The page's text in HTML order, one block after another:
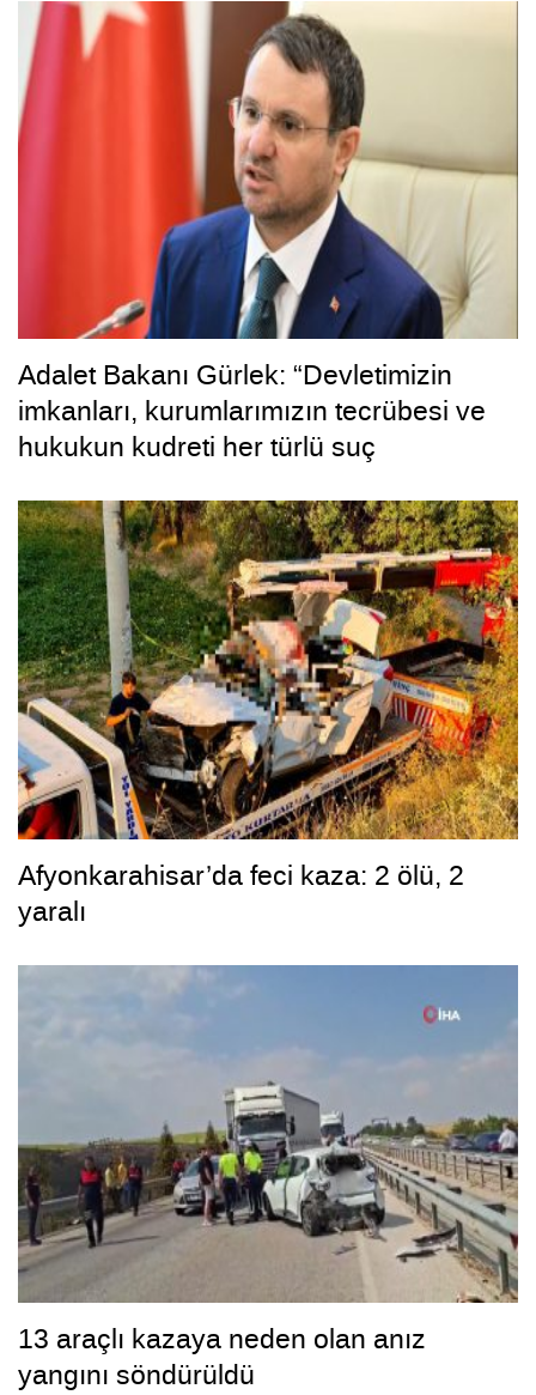
Adalet Bakanı Gürlek: “Devletimizin
imkanları, kurumlarımızın tecrübesi ve
hukukun kudreti her türlü suç
Afyonkarahisar’da feci kaza: 2 ölü, 2
yaralı
13 araçlı kazaya neden olan anız
yangını söndürüldü